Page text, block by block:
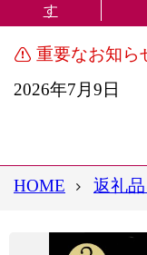
す
重要なお知ら
2026年7月9日
HOME 返礼